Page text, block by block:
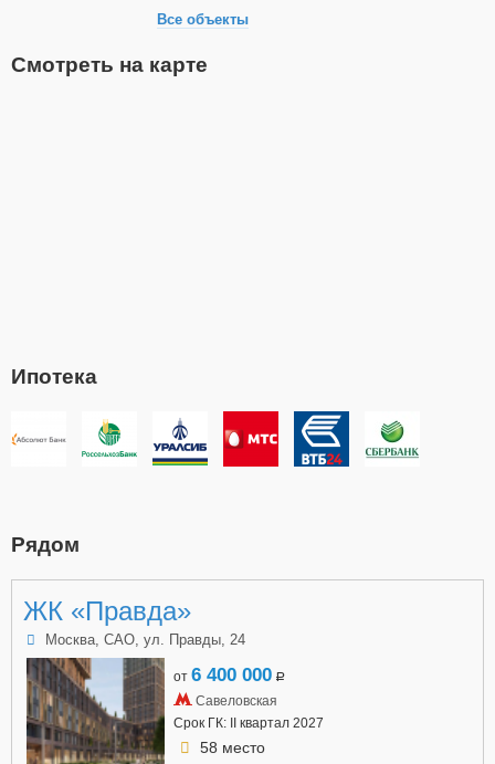
Все объекты
Смотреть на карте
Ипотека
Рядом
ЖК «Правда»
Москва, САО, ул. Правды, 24
от 6 400 000 a
Савеловская
Срок ГК: II квартал 2027
58 место